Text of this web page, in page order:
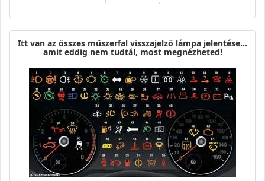
Itt van az összes műszerfal visszajelző lámpa jelentése…
amit eddig nem tudtál, most megnézheted!